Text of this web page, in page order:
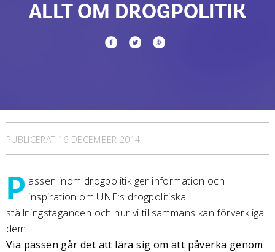
ALLT OM DROGPOLITIK
PUBLICERAT 16 DECEMBER 2014
P assen inom drogpolitik ger information och
inspiration om UNF:s drogpolitiska
ställningstaganden och hur vi tillsammans kan förverkliga
dem.
Via passen går det att lära sig om att påverka genom